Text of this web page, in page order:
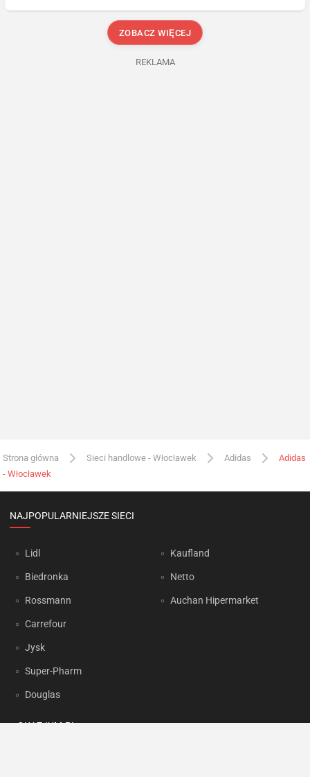
ZOBACZ WIĘCEJ
REKLAMA
Strona główna Sieci handlowe - Włocławek Adidas
Adidas
- Włocławek
NAJPOPULARNIEJSZE SIECI
Lidl
Biedronka
Rossmann
Carrefour
Jysk
Super-Pharm
Douglas
Kaufland
Netto
Auchan Hipermarket
OKAZJUM.PL